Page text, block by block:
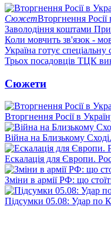
СюжетВторгнення
Заволодіння коштами
Коли мовчить зв'язок -
Україна готує
Трьох посадовців ТЦК
Сюжети
Вторгнення Росії в
Війна на Близькому
Ескалація для Європи.
Зміни в армії РФ: що
Підсумки 05.08: Удар по